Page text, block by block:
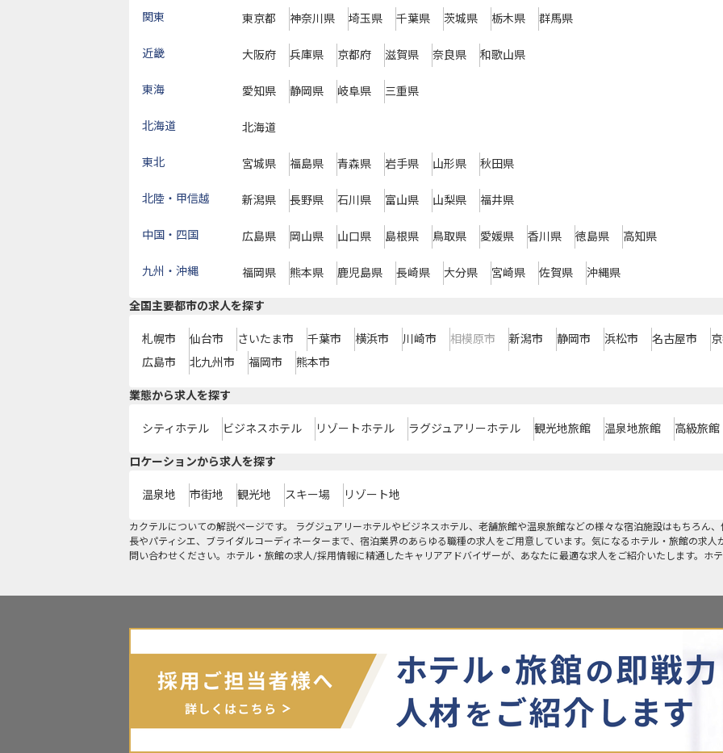
関東 東京都 神奈川県 埼玉県 千葉県 茨城県 栃木県 群馬県
近畿 大阪府 兵庫県 京都府 滋賀県 奈良県 和歌山県
東海 愛知県 静岡県 岐阜県 三重県
北海道 北海道
東北 宮城県 福島県 青森県 岩手県 山形県 秋田県
北陸・甲信越 新潟県 長野県 石川県 富山県 山梨県 福井県
中国・四国 広島県 岡山県 山口県 島根県 鳥取県 愛媛県 香川県 徳島県 高知県
九州・沖縄 福岡県 熊本県 鹿児島県 長崎県 大分県 宮崎県 佐賀県 沖縄県
全国主要都市の求人を探す
札幌市 仙台市 さいたま市 千葉市 横浜市 川崎市 相模原市 新潟市 静岡市 浜松市 名古屋市
広島市
北九州市 福岡市 熊本市
業態から求人を探す
シティホテル ビジネスホテル リゾートホテル ラグジュアリーホテル 観光地旅館 温泉地旅館 高級旅館
ロケーションから求人を探す
温泉地 市街地 観光地 スキー場 リゾート地
カクテルについての解説ページです。 ラグジュアリーホテルやビジネスホテル、老舗旅館や温泉旅館などの様々な宿泊施設はもちろん
長やパティシエ、ブライダルコーディネーターまで、宿泊業界のあらゆる職種の求人をご用意しています。気になるホテル・旅館の求
問い合わせください。ホテル・旅館の求人/採用情報に精通したキャリアアドバイザーが、あなたに最適な求人をご紹介いたします。ホ